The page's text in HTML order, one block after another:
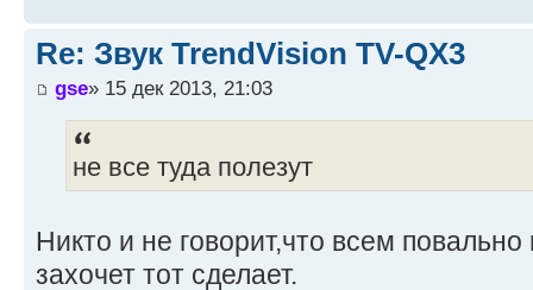
Re: Звук TrendVision TV-QX3
gse» 15 дек 2013, 21:03
не все туда полезут
Никто и не говорит,что всем
захочет тот сделает.